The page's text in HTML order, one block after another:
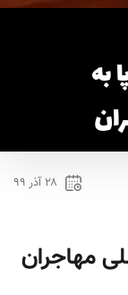
به
مهاجران